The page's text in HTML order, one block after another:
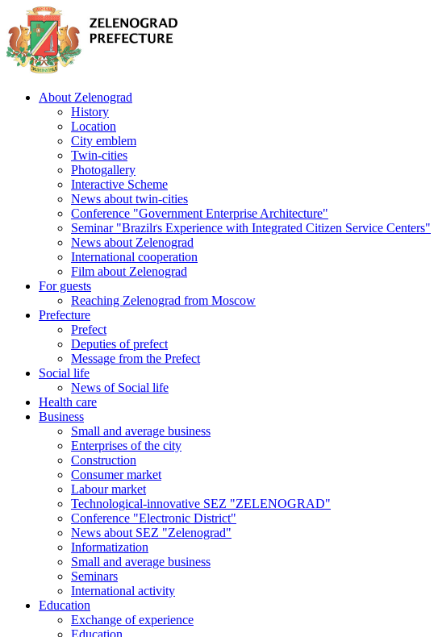
About Zelenograd
History
Location
City emblem
Twin-cities
Photogallery
Interactive Scheme
News about twin-cities
Conference "Government Enterprise Architecture"
Seminar "Brazilґs Experience with Integrated Citizen Service Centers"
News about Zelenograd
International cooperation
Film about Zelenograd
For guests
Reaching Zelenograd from Moscow
Prefecture
Prefect
Deputies of prefect
Message from the Prefect
Social life
News of Social life
Health care
Business
Small and average business
Enterprises of the city
Construction
Consumer market
Labour market
Technological-innovative SEZ "ZELENOGRAD"
Conference "Electronic District"
News about SEZ "Zelenograd"
Informatization
Small and average business
Seminars
International activity
Education
Exchange of experience